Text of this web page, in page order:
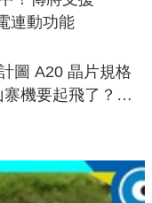
連動功能
圖 A20 晶片規格
機要起飛了？專